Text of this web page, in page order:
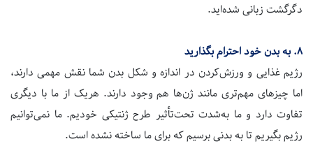
دگرگشت زبانی شده‌اید.
۸. به بدن خود احترام بگذارید
رژیم غذایی و ورزش‌کردن در اندازه و شکل بدن شما نقش مهمی دارند،
اما چیزهای مهم‌تری مانند ژن‌ها هم وجود دارند. هریک از ما با دیگری
تفاوت دارد و ما به‌شدت تحت‌تأثیر طرح ژنتیکی خودیم. ما نمی‌توانیم
رژیم بگیریم تا به بدنی برسیم که برای ما ساخته نشده است.